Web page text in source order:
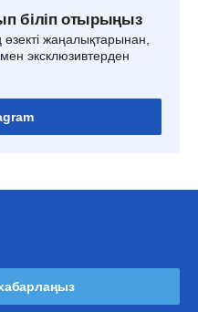
біліп отырыңыз
жаңалықтарынан,
эксклюзивтерден